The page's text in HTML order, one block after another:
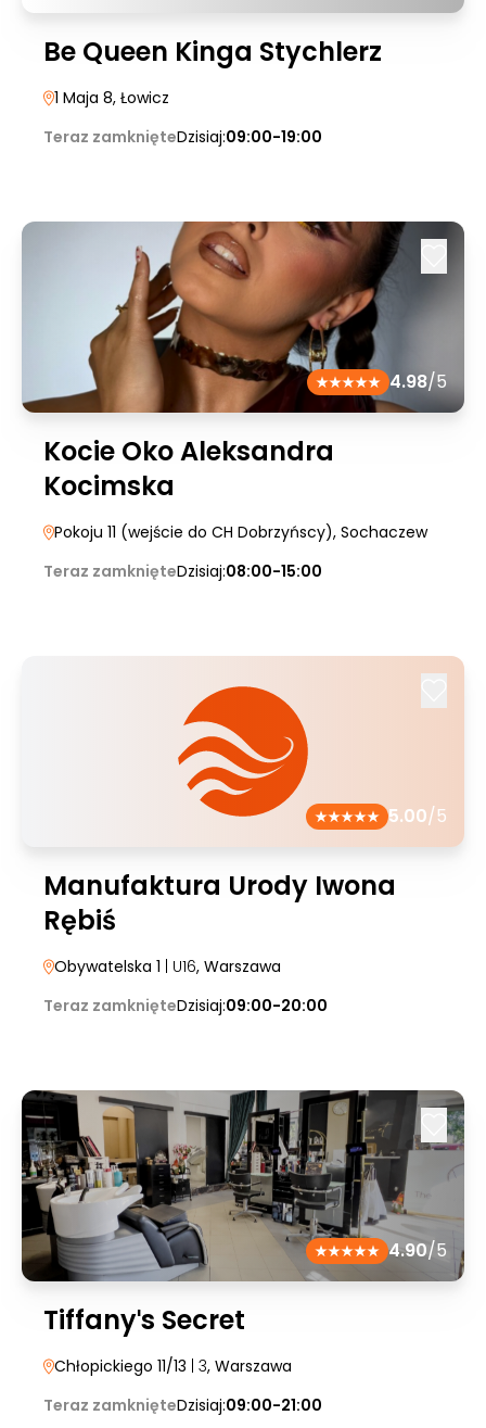
Be Queen Kinga Stychlerz
1 Maja 8, Łowicz
Teraz zamknięteDzisiaj:09:00-19:00
4.98/5
Kocie Oko Aleksandra
Kocimska
Pokoju 11 (wejście do CH Dobrzyńscy), Sochaczew
Teraz zamknięteDzisiaj:08:00-15:00
5.00/5
Manufaktura Urody Iwona
Rębiś
Obywatelska 1 | U16, Warszawa
Teraz zamknięteDzisiaj:09:00-20:00
4.90/5
Tiffanyˈs Secret
Chłopickiego 11/13 | 3, Warszawa
Teraz zamknięteDzisiaj:09:00-21:00